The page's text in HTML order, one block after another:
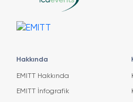
Hakkında
EMITT Hakkında
EMITT İnfografik